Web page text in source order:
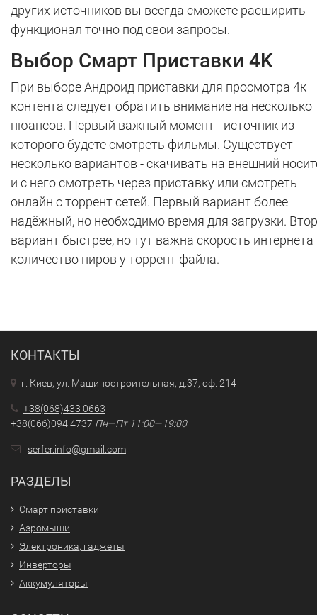
других источников вы всегда сможете расширить
функционал точно под свои запросы.
Выбор Смарт Приставки 4K
При выборе Андроид приставки для просмотра 4к
контента следует обратить внимание на несколько
нюансов. Первый важный момент - источник из
которого будете смотреть фильмы. Существует
несколько вариантов - скачивать на внешний
и с него смотреть через приставку или смотреть
онлайн с торрент сетей. Первый вариант более
надёжный, но необходимо время для загрузки.
вариант быстрее, но тут важна скорость интернета
количество пиров у торрент файла.
КОНТАКТЫ
г. Киев, ул. Машиностроительная, д.37, оф. 214
+38(068)433 0663
+38(066)094 4737 Пн—Пт 11:00—19:00
serfer.info@gmail.com
РАЗДЕЛЫ
Смарт приставки
Аэромыши
Электроника, гаджеты
Инверторы
Аккумуляторы